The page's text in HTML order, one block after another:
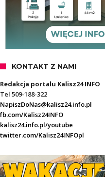
KONTAKT Z NAMI
Redakcja portalu Kalisz24 INFO
Tel 509-188-322
NapiszDoNas@kalisz24.info.pl
fb.com/Kalisz24INFO
kalisz24.info.pl/youtube
twitter.com/Kalisz24INFOpl